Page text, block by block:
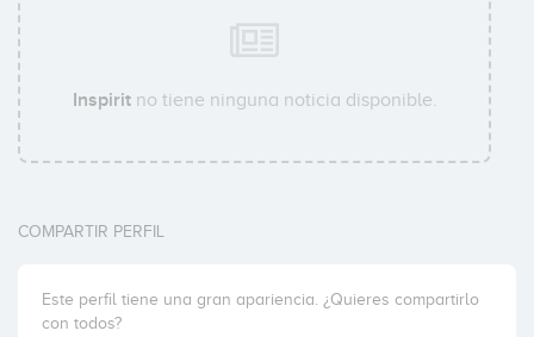
Inspiritno tiene ninguna noticia disponible.
COMPARTIR PERFIL
Este perfil tiene una gran apariencia. ¿Quieres compartirlo
con todos?